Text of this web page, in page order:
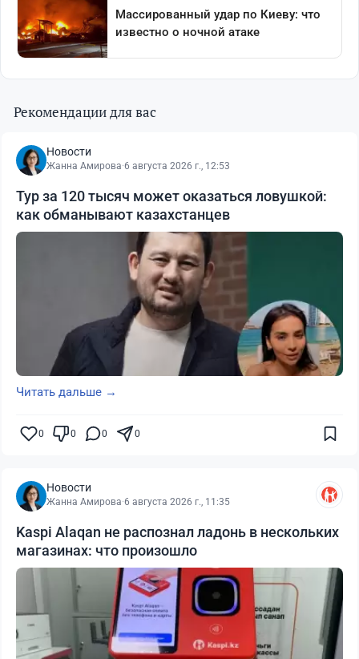
Рекомендации для вас
Новости
Жанна Амирова·6 августа 2026 г., 12:53
Тур за 120 тысяч может оказаться ловушкой:
как обманывают казахстанцев
Читать дальше →
0 0 0 0
Новости
Жанна Амирова·6 августа 2026 г., 11:35
Kaspi Alaqan не распознал ладонь в нескольких
магазинах: что произошло